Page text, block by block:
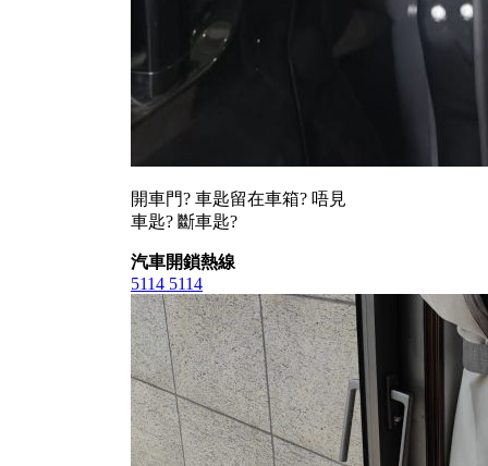
開車門? 車匙留在車箱? 唔見
車匙? 斷車匙?
汽車開鎖熱線
5114 5114